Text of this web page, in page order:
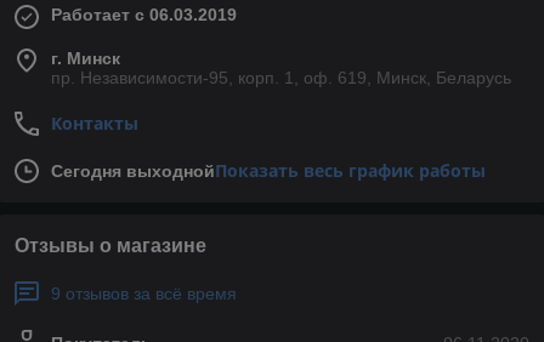
Работает с 06.03.2019
г. Минск
пр. Независимости-95, корп. 1, оф. 619, Минск, Беларусь
Контакты
Сегодня выходнойПоказать весь график работы
Отзывы о магазине
9 отзывов за всё время